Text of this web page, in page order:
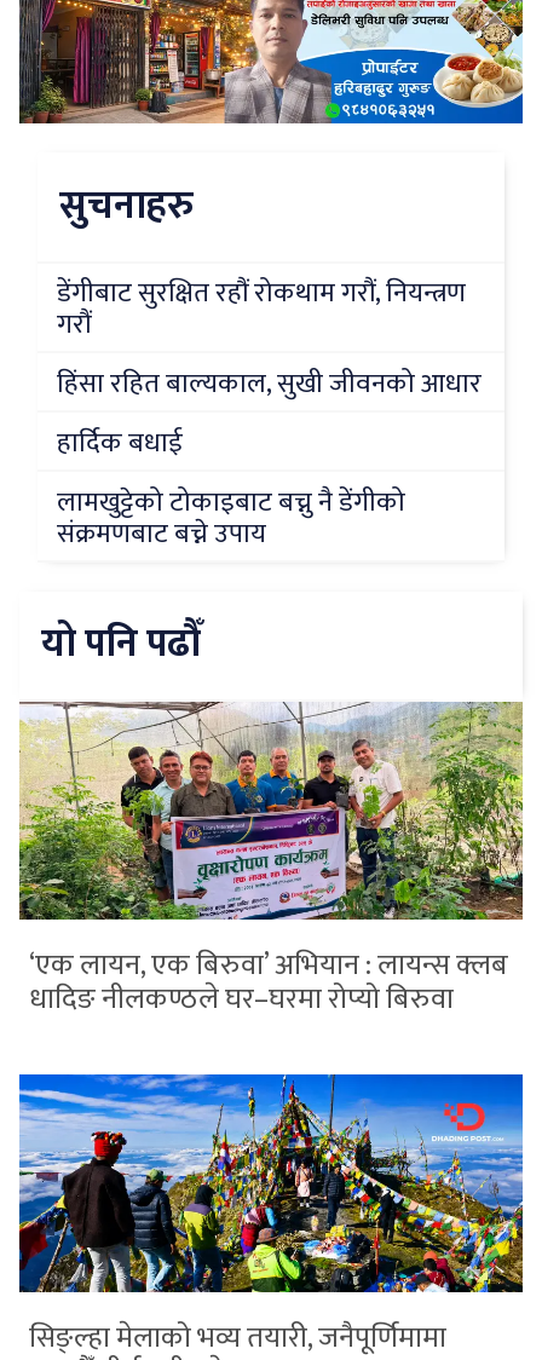
सुचनाहरु
डेंगीबाट सुरक्षित रहौं रोकथाम गरौं, नियन्त्रण
गरौं
हिंसा रहित बाल्यकाल, सुखी जीवनको आधार
हार्दिक बधाई
लामखुट्टेको टोकाइबाट बच्नु नै डेंगीको
संक्रमणबाट बच्ने उपाय
यो पनि पढौँ
‘एक लायन, एक बिरुवा’ अभियान : लायन्स क्लब
धादिङ नीलकण्ठले घर–घरमा रोप्यो बिरुवा
सिङ्ल्हा मेलाको भव्य तयारी, जनैपूर्णिमामा